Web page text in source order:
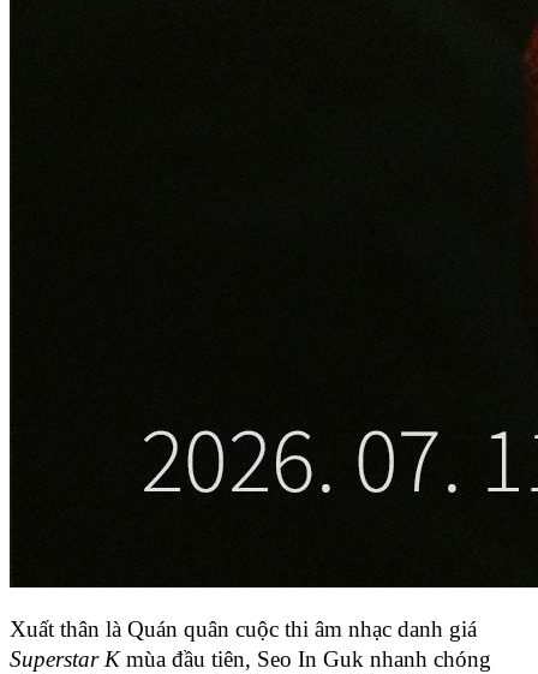
Superstar K mùa đầu tiên, Seo In Guk nhanh chóng